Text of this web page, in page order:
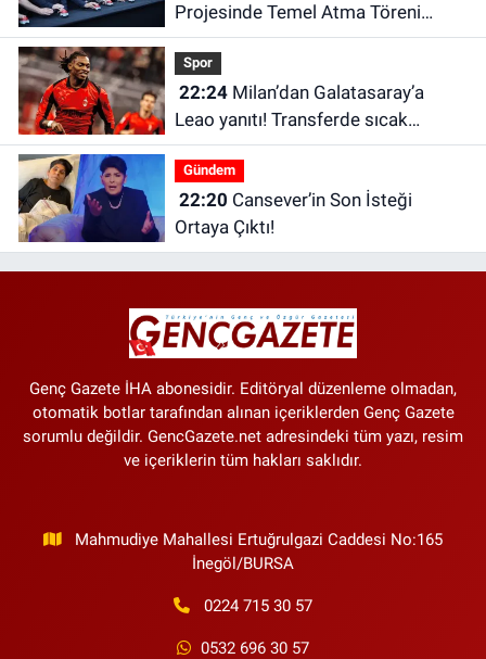
Projesinde Temel Atma Töreni
Gerçekleştirildi
Spor
22:24Milan’dan Galatasaray’a
Leao yanıtı! Transferde sıcak
saatler
Gündem
22:20
Ortaya Çıktı!
Genç Gazete İHA abonesidir. Editöryal düzenleme olmadan,
otomatik botlar tarafından alınan içeriklerden Genç Gazete
sorumlu değildir. GencGazete.net adresindeki tüm yazı, resim
ve içeriklerin tüm hakları saklıdır.
Mahmudiye Mahallesi Ertuğrulgazi Caddesi No:165
İnegöl/BURSA
0224 715 30 57
0532 696 30 57